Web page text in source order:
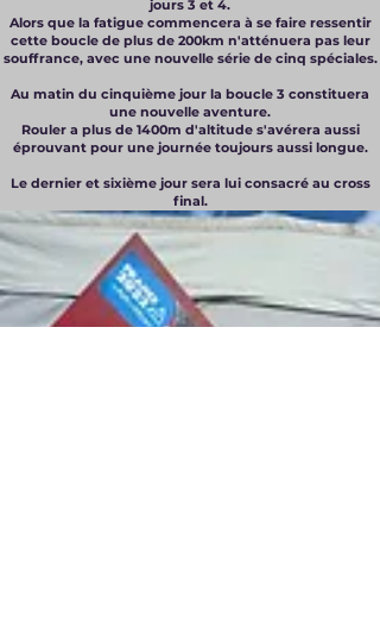
jours 3 et 4.
Alors que la fatigue commencera à se faire ressentir
cette boucle de plus de 200km n'atténuera pas leur
souffrance, avec une nouvelle série de cinq spéciales.
Au matin du cinquième jour la boucle 3 constituera
une nouvelle aventure.
Rouler a plus de 1400m d'altitude s'avérera aussi
éprouvant pour une journée toujours aussi longue.
​Le dernier et sixième jour sera lui consacré au cross
final.